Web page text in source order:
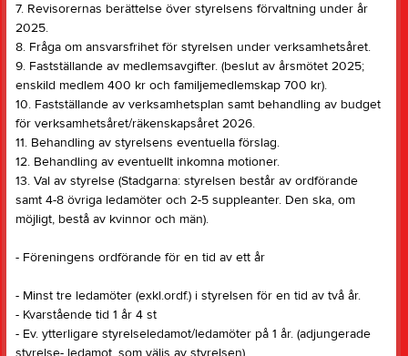
7. Revisorernas berättelse över styrelsens förvaltning under år
2025.
8. Fråga om ansvarsfrihet för styrelsen under verksamhetsåret.
9. Fastställande av medlemsavgifter. (beslut av årsmötet 2025;
enskild medlem 400 kr och familjemedlemskap 700 kr).
10. Fastställande av verksamhetsplan samt behandling av budget
för verksamhetsåret/räkenskapsåret 2026.
11. Behandling av styrelsens eventuella förslag.
12. Behandling av eventuellt inkomna motioner.
13. Val av styrelse (Stadgarna: styrelsen består av ordförande
samt 4-8 övriga ledamöter och 2-5 suppleanter. Den ska, om
möjligt, bestå av kvinnor och män).
- Föreningens ordförande för en tid av ett år
- Minst tre ledamöter (exkl.ordf.) i styrelsen för en tid av två år.
- Kvarstående tid 1 år 4 st
- Ev. ytterligare styrelseledamot/ledamöter på 1 år. (adjungerade